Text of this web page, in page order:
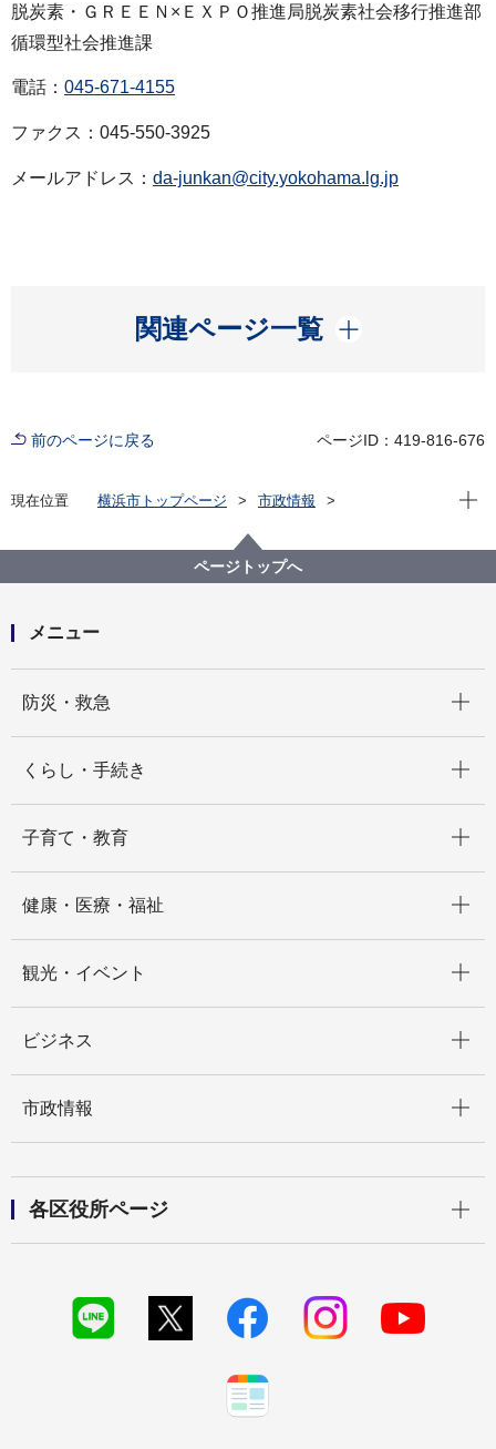
脱炭素・ＧＲＥＥＮ×ＥＸＰＯ推進局脱炭素社会移行推進部
循環型社会推進課
電話： 045-671-4155
ファクス：045-550-3925
メールアドレス： da-junkan@city.yokohama.lg.jp
関連ページ一覧
開く
前のページに戻る ページID：419-816-676
現在位置 横浜市トップページ
市政情報
脱炭素・GREEN×EXPO推進局
記者発表 2024年度
－市内中小企業向け－脱炭素ガイドライン（実践編）
現在
ページトップへ
メニュー
防災・救急
くらし・手続き
子育て・教育
健康・医療・福祉
観光・イベント
ビジネス
市政情報
各区役所ページ